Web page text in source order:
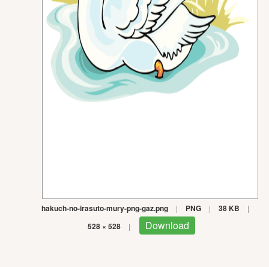
hakuch-no-irasuto-mury-png-gaz.png | PNG | 38 KB |
528 × 528 | Download